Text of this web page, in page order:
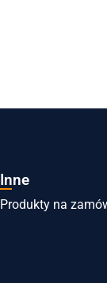
Inne
Produkty na